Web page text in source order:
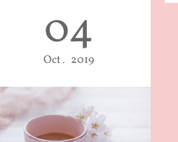
04
Oct 2019